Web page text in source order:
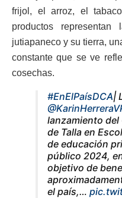
frijol, el arroz, el
productos
jutiapaneco y su tierra,
constante que se ve
cosechas.
#EnElPaísDCA|
lanzamiento
de Talla en
de educación
público 2024,
objetivo de
el país,…